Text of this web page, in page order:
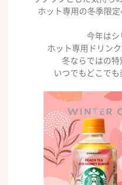
ホット専用の冬季限
今年はシ
ホット専用ドリン
冬ならではの
いつでもどこで